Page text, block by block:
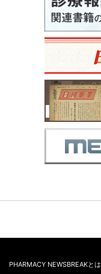
PHARMACY NEWSBREAKとは